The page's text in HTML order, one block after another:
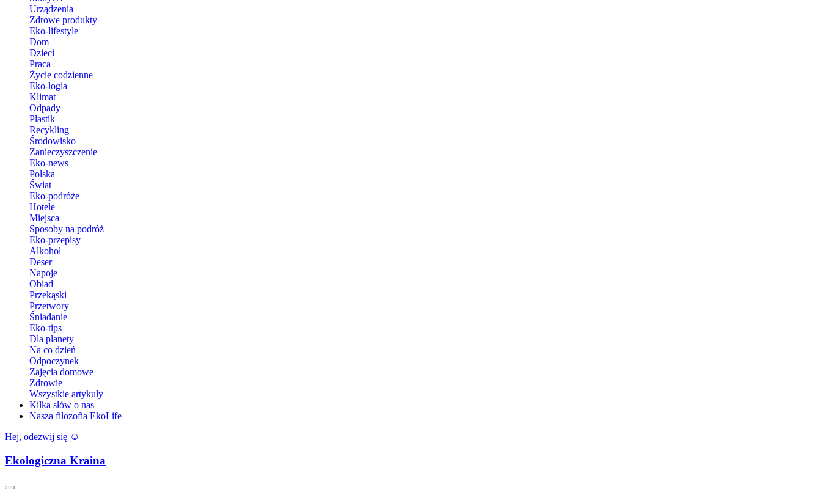
Urządzenia
Zdrowe produkty
Eko-lifestyle
Dom
Dzieci
Praca
Życie codzienne
Eko-logia
Klimat
Odpady
Plastik
Recykling
Środowisko
Zanieczyszczenie
Eko-news
Polska
Świat
Eko-podróże
Hotele
Miejsca
Sposoby na podróż
Eko-przepisy
Alkohol
Deser
Napoje
Obiad
Przekąski
Przetwory
Śniadanie
Eko-tips
Dla planety
Na co dzień
Odpoczynek
Zajęcia domowe
Zdrowie
Wszystkie artykuły
Kilka słów o nas
Nasza filozofia EkoLife
Hej, odezwij się ☺️
Ekologiczna Kraina